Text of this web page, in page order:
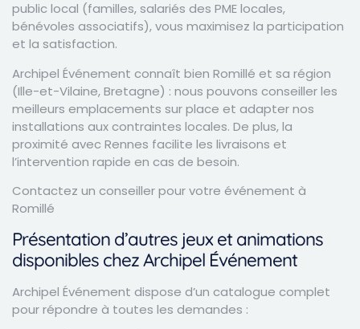
public local (familles, salariés des PME locales,
bénévoles associatifs), vous maximisez la participation
et la satisfaction.
Archipel Événement connaît bien Romillé et sa région
(Ille-et-Vilaine, Bretagne) : nous pouvons conseiller les
meilleurs emplacements sur place et adapter nos
installations aux contraintes locales. De plus, la
proximité avec Rennes facilite les livraisons et
l’intervention rapide en cas de besoin.
Contactez un conseiller pour votre événement à
Romillé
Présentation d’autres jeux et animations
disponibles chez Archipel Événement
Archipel Événement dispose d’un catalogue complet
pour répondre à toutes les demandes :